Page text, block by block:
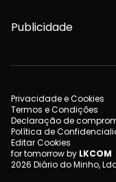
Publicidade
Privacidade e Cookies
Termos e Condições
Declaração de
Política de
Editar Cookies
for tomorrow by LKCOM
2026 Diário do Minho,